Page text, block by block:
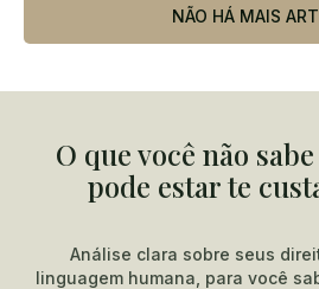
NÃO HÁ MAIS
O que você não
pode estar te
Análise clara sobre seus
linguagem humana, para você